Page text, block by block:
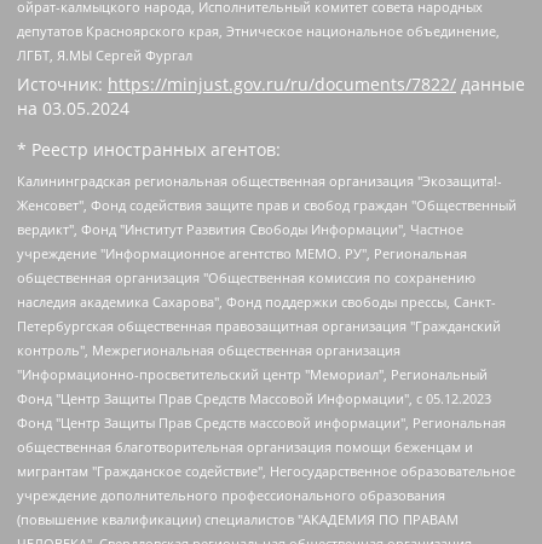
ойрат-калмыцкого народа, Исполнительный комитет совета народных
депутатов Красноярского края, Этническое национальное объединение,
ЛГБТ, Я.МЫ Сергей Фургал
Источник: https://minjust.gov.ru/ru/documents/7822/ данные
на 03.05.2024
* Реестр иностранных агентов:
Калининградская региональная общественная организация "Экозащита!-Женсовет", Фонд содействия защите прав и свобод граждан "Общественный вердикт", Фонд "Институт Развития Свободы Информации", Частное учреждение "Информационное агентство МЕМО. РУ", Региональная общественная организация "Общественная комиссия по сохранению наследия академика Сахарова", Фонд поддержки свободы прессы, Санкт-Петербургская общественная правозащитная организация "Гражданский контроль", Межрегиональная общественная организация "Информационно-просветительский центр "Мемориал", Региональный Фонд "Центр Защиты Прав Средств Массовой Информации", с 05.12.2023 Фонд "Центр Защиты Прав Средств массовой информации", Региональная общественная благотворительная организация помощи беженцам и мигрантам "Гражданское содействие", Негосударственное образовательное учреждение дополнительного профессионального образования (повышение квалификации) специалистов "АКАДЕМИЯ ПО ПРАВАМ ЧЕЛОВЕКА", Свердловская региональная общественная организация "Сутяжник", Автономная некоммерческая организация "Центр независимых социологических исследований", Союз общественных объединений "Российский исследовательский центр по правам человека", Региональное общественное учреждение научно-информационный центр "МЕМОРИАЛ", Некоммерческая организация "Фонд защиты гласности", Автономная некоммерческая организация "Институт прав человека", Городская общественная организация "Екатеринбургское общество "МЕМОРИАЛ", Городская общественная организация "Рязанское историко-просветительское и правозащитное общество "Мемориал" (Рязанский Мемориал), Челябинский региональный орган общественной самодеятельности – женское общественное объединение "Женщины Евразии", Челябинский региональный орган общественной самодеятельности "Уральская правозащитная группа", Фонд содействия защите здоровья и социальной справедливости имени Андрея Рылькова, Автономная Некоммерческая Организация "Аналитический Центр Юрия Левады", Автономная некоммерческая организация социальной поддержки населения "Проект Апрель", Региональная общественная организация помощи женщинам и детям, находящимся в кризисной ситуации "Информационно-методический центр "Анна", Фонд содействия развитию массовых коммуникаций и правовому просвещению "Так-так-Так", Фонд содействия устойчивому развитию "Серебряная тайга", Свердловский региональный общественный фонд социальных проектов "Новое время", "Idel.Реалии", Кавказ.Реалии, Крым.Реалии, Телеканал Настоящее Время, Татаро-башкирская служба Радио Свобода (Azatliq Radiosi), Радио Свободная Европа/Радио Свобода (PCE/PC), "Сибирь.Реалии", "Фактограф", Благотворительный фонд помощи осужденным и их семьям, Автономная некоммерческая организация "Институт глобализации и социальных движений", Фонд "В защиту прав заключенных", Частное учреждение "Центр поддержки и содействия развитию средств массовой информации", Пензенский региональный общественный благотворительный фонд "Гражданский союз", "Север.Реалии", Некоммерческая организация Фонд "Правовая инициатива", Общество с ограниченной ответственностью "Радио Свободная Европа/Радио Свобода", Чешское информационное агентство "MEDIUM-ORIENT", Красноярская региональная общественная организация "Мы против СПИДа", Камалягин Денис Николаевич, Маркелов Сергей Евгеньевич, Пономарев Лев Александрович, Савицкая Людмила Алексеевна, Автономная некоммерческая организация "Центр по работе с проблемой насилия "НАСИЛИЮ.НЕТ", Межрегиональный профессиональный союз работников здравоохранения "Альянс врачей", Юридическое лицо, зарегистрированное в Латвийской Республике, SIA "Medusa Project" (регистрационный номер 40103797863, дата регистрации 10.06.2014), Некоммерческая организация "Фонд по борьбе с коррупцией", Автономная некоммерческая организация "Институт права и публичной политики", Баданин Роман Сергеевич, Гликин Максим Александрович, Железнова Мария Михайловна, Лукьянова Юлия Сергеевна, Маетная Елизавета Витальевна, Маняхин Петр Борисович, Чуракова Ольга Владимировна, Ярош Юлия Петровна, Юридическое лицо "The Insider SIA", зарегистрированное в Риге, Латвийская Республика (дата регистрации 26.06.2015), являющееся администратором доменного имени интернет-издания "The Insider SIA", https://theins.ru, Постернак Алексей Евгеньевич, Рубин Михаил Аркадьевич, Анин Роман Александрович, Юридическое лицо Istories fonds, зарегистрированное в Латвийской Республике (регистрационный номер 50008295751, дата регистрации 24.02.2020), Великовский Дмитрий Александрович, Долинина Ирина Николаевна, Мароховская Алеся Алексеевна, Шлейнов Роман Юрьевич, Шмагун Олеся Валентиновна, Общество с ограниченной ответственностью "Альтаир 2021", Общество с ограниченной ответственностью "Вега 2021", Общество с ограниченной ответственностью "Главный редактор 2021", Общество с ограниченной ответственностью "Ромашки монолит", Важенков Артем Валерьевич, Ивановская областная общественная организация "Центр гендерных исследований", Гурман Юрий Альбертович, Медиапроект "ОВД-Инфо", Егоров Владимир Владимирович, Жилинский Владимир Александрович, Общество с ограниченной ответственностью "ЗП", Иванова София Юрьевна, Карезина Инна Павловна, Кильтау Екатерина Викторовна, Петров Алексей Викторович, Пискунов Сергей Евгеньевич, Смирнов Сергей Сергеевич, Тихонов Михаил Сергеевич, Общество с ограниченной ответственностью "ЖУРНАЛИСТ-ИНОСТРАННЫЙ АГЕНТ", Арапова Галина Юрьевна, Вольтская Татьяна Анатольевна, Американская компания "Mason G.E.S. Anonymous Foundation" (США), являющаяся владельцем интернет-издания https://mnews.world/, Компания "Stichting Bellingcat", зарегистрированная в Нидерландах (дата регистрации 11.07.2018), Захаров Андрей Вячеславович, Клепиковская Екатерина Дмитриевна, Общество с ограниченной ответственностью "МЕМО", Перл Роман Александрович, Симонов Евгений Алексеевич, Соловьева Елена Анатольевна, Сотников Даниил Владимирович, Сурначева Елизавета Дмитриевна, Автономная некоммерческая организация по защите прав человека и информированию населения "Якутия – Наше Мнение", Общество с ограниченной ответственностью "Москоу диджитал медиа", с 26.01.2023 Общество с ограниченной ответственностью "Чайка Белые сады", Ветошкина Валерия Валерьевна, Заговора Максим Александрович, Межрегиональное общественное движение "Российская ЛГБТ - сеть", Оленичев Максим Владимирович, Павлов Иван Юрьевич, Скворцова Елена Сергеевна, Общество с ограниченной ответственностью "Как бы инагент", Кочетков Игорь Викторович, Общество с ограниченной ответственностью "Честные выборы", Еланчик Олег Александрович, Общество с ограниченной ответственностью "Нобелевский призыв", Гималова Регина Эмилевна, Григорьев Андрей Валерьевич, Григорьева Алина Александровна, Ассоциация по содействию защите прав призывников, альтернативнослужащих и военнослужащих "Правозащитная группа "Гражданин.Армия.Право", Хисамова Регина Фаритовна, Автономная некоммерческая организация по реализации социально-правовых программ "Лилит", Дальневосточное общественное движение "Маяк", Санкт-Петербургская ЛГБТ-инициативная группа "Выход", Инициативная группа ЛГБТ+ "Реверс", Алексеев Андрей Викторович, Бекбулатова Таисия Львовна, Беляев Иван Михайлович, Владыкина Елена Сергеевна, Гельман Марат Александрович, Никульшина Вероника Юрьевна, Толоконникова Надежда Андреевна, Шендерович Виктор Анатольевич, Общество с ограниченной ответственностью "Данное сообщение", Общество с ограниченной ответственностью Издательский дом "Новая глава", Айнбиндер Александра Александровна, Московский комьюнити-центр для ЛГБТ+инициатив, Благотворительный фонд развития филантропии, Deutsche Welle (Германия, Kurt-Schumacher-Strasse 3, 53113 Bonn), Борзунова Мария Михайловна, Воробьев Виктор Викторович, Голубева Анна Львовна, Константинова Алла Михайловна, Малкова Ирина Владимировна, Мурадов Мурад Абдулгалимович, Осетинская Елизавета Николаевна, Понасенков Евгений Николаевич, Ганапольский Матвей Юрьевич, Киселев Евгений Алексеевич, Борухович Ирина Григорьевна, Дремин Иван Тимофеевич, Дубровский Дмитрий Викторович, Красноярская региональная общественная организация поддержки и развития альтернативных образовательных технологий и межкультурных коммуникаций "ИНТЕРРА", Маяковская Екатерина Алексеевна, Фейгин Марк Захарович, Филимонов Андрей Викторович, Дзугкоева Регина Николаевна, Доброхотов Роман Александрович, Дудь Юрий Александрович, Елкин Сергей Владимирович, Кругликов Кирилл Игоревич, Сабунаева Мария Леонидовна, Семенов Алексей Владимирович, Шаинян Карен Багратович, Шульман Екатерина Михайловна, Асафьев Артур Валерьевич, Вахштайн Виктор Семенович, Венедиктов Алексей Алексеевич, Лушникова Екатерина Евгеньевна, Волков Леонид Михайлович, Невзоров Александр Глебович, Пархоменко Сергей Борисович, Сироткин Ярослав Николаевич, Кара-Мурза Владимир Владимирович, Баранова Наталья Владимировна, Гозман Леонид Яковлевич, Кагарлицкий Борис Юльевич, Климарев Михаил Валерьевич, Милов Владимир Станиславович, Автономная некоммерческая организация Краснодарский центр современного искусства "Типография", Моргенштерн Алишер Тагирович, Соболь Любовь Эдуардовна, Общество с ограниченной ответственностью "ЛИЗА НОРМ", Каспаров Гарри Кимович, Ходорковский Михаил Борисович, Общество с ограниченной ответственностью "Апрельские тезисы", Данилович Ирина Брониславовна, Кашин Олег Владимирович, Петров Николай Владимирович, Пивоваров Алексей Владимирович, Соколов Михаил Владимирович, Цветкова Юлия Владимировна, Чичваркин Евгений Александрович, Комитет против пыток/Команда против пыток, Общество с ограниченной ответственностью "Первый научный", Общество с ограниченной ответственностью "Вертолет и ко", Белоцерковская Вероника Борисовна, Кац Максим Евгеньевич, Лазарева Татьяна Юрьевна, Шаведдинов Руслан Табризович, Яшин Илья Валерьевич, Общество с ограниченной ответственностью "Иноагент ААВ", Алешковский Дмитрий Петрович, Альбац Евгения Марковна, Быков Дмитрий Львович, Галямина Юлия Евгеньевна, Лойко Сергей Леонидович, Мартынов Кирилл Константинович, Медведев Сергей Александрович, Крашенинников Федор Геннадиевич, Гордеева Катерина Вл